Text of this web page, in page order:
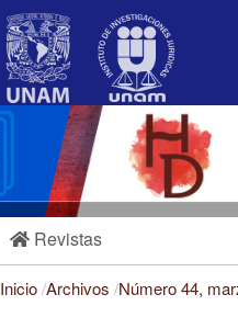
Revistas
Inicio/Archivos /Número 44,